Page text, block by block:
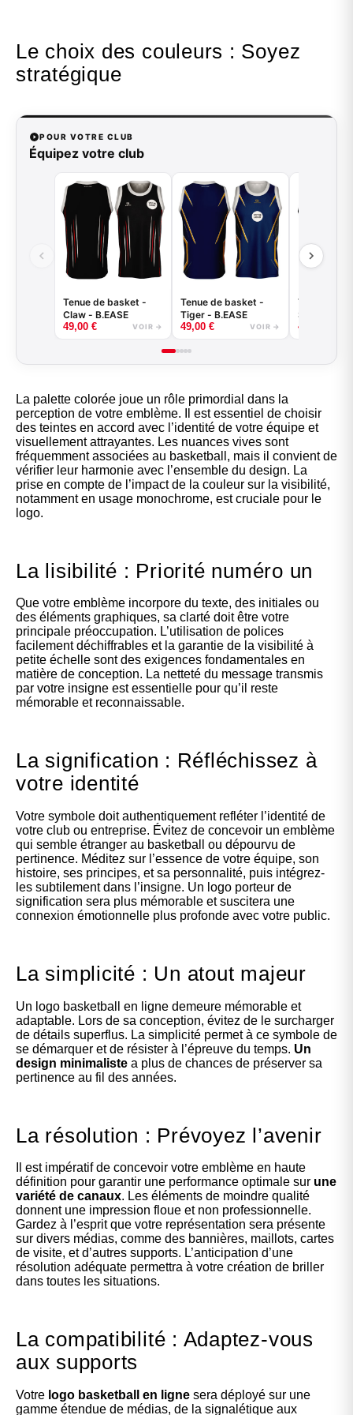
Le choix des couleurs : Soyez
stratégique
POUR VOTRE CLUB
Équipez votre club
Tenue de basket -
Claw - B.EASE
49,00 € VOIR →
Tenue de basket -
Tiger - B.EASE
49,00 € VOIR →
Tenue de
Splash -
49,00
La palette colorée joue un rôle primordial dans la
perception de votre emblème. Il est essentiel de choisir
des teintes en accord avec l’identité de votre équipe et
visuellement attrayantes. Les nuances vives sont
fréquemment associées au basketball, mais il convient de
vérifier leur harmonie avec l’ensemble du design. La
prise en compte de l’impact de la couleur sur la visibilité,
notamment en usage monochrome, est cruciale pour le
logo.
La lisibilité : Priorité numéro un
Que votre emblème incorpore du texte, des initiales ou
des éléments graphiques, sa clarté doit être votre
principale préoccupation. L’utilisation de polices
facilement déchiffrables et la garantie de la visibilité à
petite échelle sont des exigences fondamentales en
matière de conception. La netteté du message transmis
par votre insigne est essentielle pour qu’il reste
mémorable et reconnaissable.
La signification : Réfléchissez à
votre identité
Votre symbole doit authentiquement refléter l’identité de
votre club ou entreprise. Évitez de concevoir un emblème
qui semble étranger au basketball ou dépourvu de
pertinence. Méditez sur l’essence de votre équipe, son
histoire, ses principes, et sa personnalité, puis intégrez-
les subtilement dans l’insigne. Un logo porteur de
signification sera plus mémorable et suscitera une
connexion émotionnelle plus profonde avec votre public.
La simplicité : Un atout majeur
Un logo basketball en ligne demeure mémorable et
adaptable. Lors de sa conception, évitez de le surcharger
de détails superflus. La simplicité permet à ce symbole de
se démarquer et de résister à l’épreuve du temps. Un
design minimaliste a plus de chances de préserver sa
pertinence au fil des années.
La résolution : Prévoyez l’avenir
Il est impératif de concevoir votre emblème en haute
définition pour garantir une performance optimale sur une
variété de canaux. Les éléments de moindre qualité
donnent une impression floue et non professionnelle.
Gardez à l’esprit que votre représentation sera présente
sur divers médias, comme des bannières, maillots, cartes
de visite, et d’autres supports. L’anticipation d’une
résolution adéquate permettra à votre création de briller
dans toutes les situations.
La compatibilité : Adaptez-vous
aux supports
Votre logo basketball en ligne sera déployé sur une
gamme étendue de médias, de la signalétique aux